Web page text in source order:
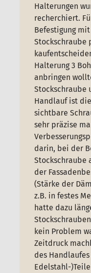
Halterungen
recherchiert.
Befestigung
Stockschraube
Halterung 3
anbringen
Stockschraube
Handlauf ist
sichtbare
sehr präzise
darin, bei der
Stockschraube
der
(Stärke der
z.B. in festes
hatte dazu
kein Problem
Zeitdruck
des
Edelstahl-